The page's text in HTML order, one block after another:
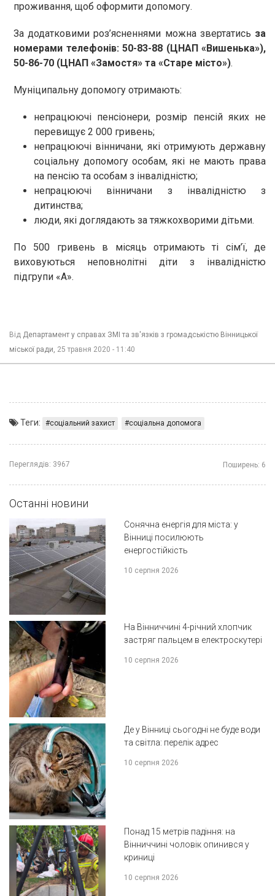
проживання, щоб оформити допомогу.
За додатковими роз’ясненнями можна звертатись за
номерами телефонів: 50-83-88 (ЦНАП «Вишенька»),
50-86-70 (ЦНАП «Замостя» та «Старе місто»).
Муніципальну допомогу отримають:
непрацюючі пенсіонери, розмір пенсій яких не
перевищує 2 000 гривень;
непрацюючі вінничани, які отримують державну
соціальну допомогу особам, які не мають права
на пенсію та особам з інвалідністю;
непрацюючі вінничани з інвалідністю з
дитинства;
люди, які доглядають за тяжкохворими дітьми.
По 500 гривень в місяць отримають ті сім’ї, де
виховуються неповнолітні діти з інвалідністю
підгрупи «А».
Від Департамент у справах ЗМІ та зв'язків з громадськістю Вінницької
міської ради, 25 травня 2020 - 11:40
Теги: соціальний захист соціальна допомога
Переглядів: 3967 Поширень: 6
Останні новини
Сонячна енергія для міста: у
Вінниці посилюють
енергостійкість
10 серпня 2026
На Вінниччині 4-річний хлопчик
застряг пальцем в електроскутері
10 серпня 2026
Де у Вінниці сьогодні не буде води
та світла: перелік адрес
10 серпня 2026
Понад 15 метрів падіння: на
Вінниччині чоловік опинився у
криниці
10 серпня 2026